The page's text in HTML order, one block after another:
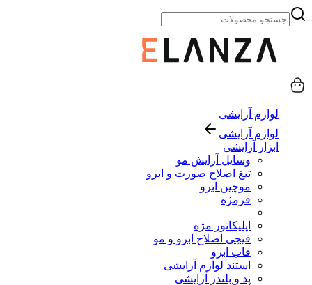
لوازم آرایشی
لوازم آرایشی
ابزار آرایشی
وسایل آرایش مو
تیغ اصلاح صورت و ابرو
موچین ابرو
فرمژه
اپلیکاتور مژه
قیچی اصلاح ابرو و مو
قاب ابرو
استند لوازم آرایشی
پد و بلندر آرایشی